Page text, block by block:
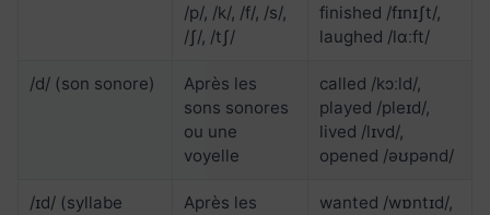
/p/, /k/, /f/, /s/,
/ʃ/, /tʃ/
finished /fɪnɪʃt/,
laughed /lɑːft/
/d/ (son sonore)
Après les
sons sonores
ou une
voyelle
called /kɔːld/,
played /pleɪd/,
lived /lɪvd/,
opened /əʊpənd/
/ɪd/ (syllabe
Après les
wanted /wɒntɪd/,